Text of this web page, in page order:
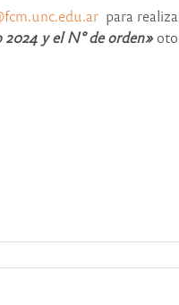
para
2024 y el N° de orden»